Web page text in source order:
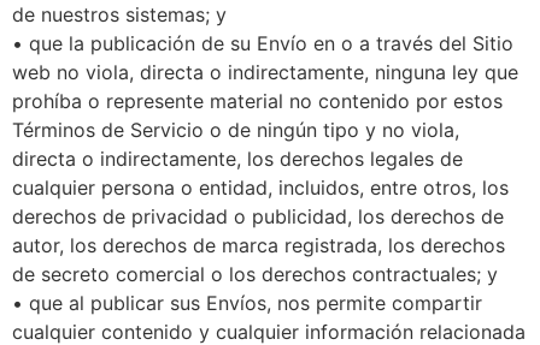
de nuestros sistemas; y
• que la publicación de su Envío en o a través del Sitio
web no viola, directa o indirectamente, ninguna ley que
prohíba o represente material no contenido por estos
Términos de Servicio o de ningún tipo y no viola,
directa o indirectamente, los derechos legales de
cualquier persona o entidad, incluidos, entre otros, los
derechos de privacidad o publicidad, los derechos de
autor, los derechos de marca registrada, los derechos
de secreto comercial o los derechos contractuales; y
• que al publicar sus Envíos, nos permite compartir
cualquier contenido y cualquier información relacionada